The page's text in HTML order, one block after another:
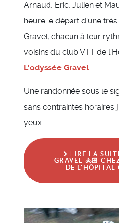
Arnaud, Eric, Julien et
heure le départ d'une
Gravel, chacun à leur
voisins du club VTT de
L'odyssée Gravel.
Une randonnée sous le
sans contraintes horaires
yeux.
LIRE LA
GRAVEL 🚴🏻
DE L'HÔPITAL